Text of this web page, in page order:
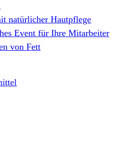
natürlicher Hautpflege
Event für Ihre Mitarbeiter
von Fett